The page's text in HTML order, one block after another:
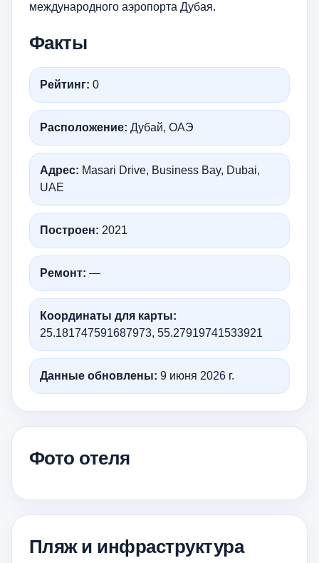
международного аэропорта Дубая.
Факты
Рейтинг: 0
Расположение: Дубай, ОАЭ
Адрес: Masari Drive, Business Bay, Dubai,
UAE
Построен: 2021
Ремонт: —
Координаты для карты:
25.181747591687973, 55.27919741533921
Данные обновлены: 9 июня 2026 г.
Фото отеля
Пляж и инфраструктура